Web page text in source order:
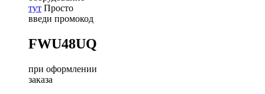
тут Просто
введи промокод
FWU48UQ
при оформлении
заказа